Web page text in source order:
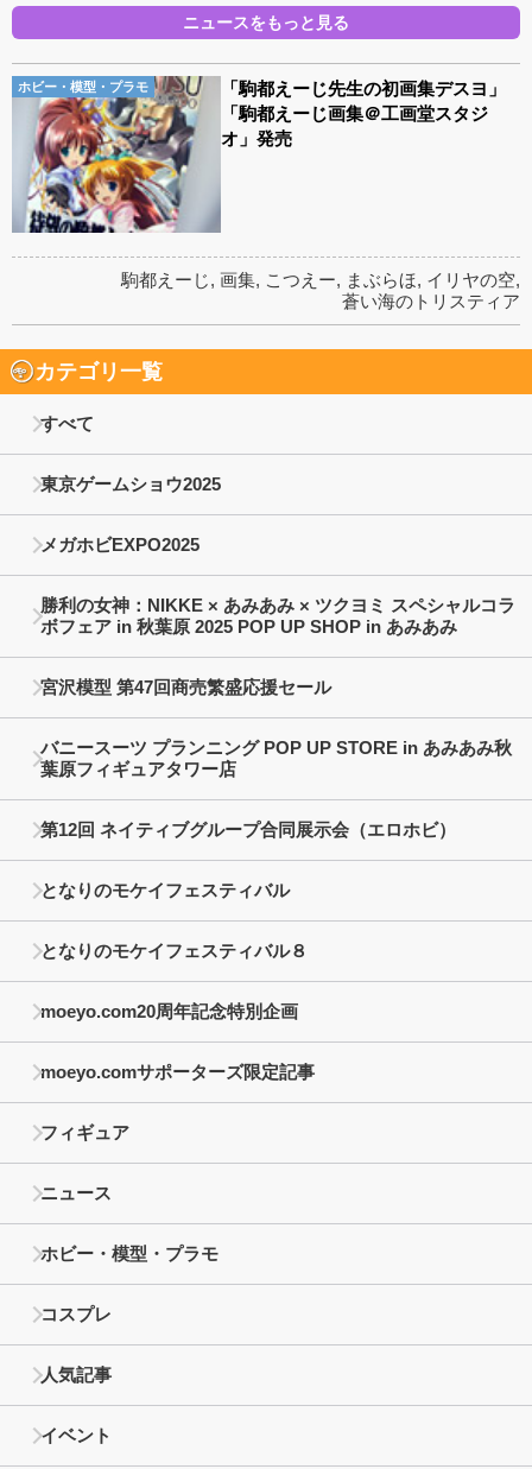
ニュースをもっと見る
ホビー・模型・プラモ
「駒都えーじ先生の初画集デスヨ」
「駒都えーじ画集＠工画堂スタジ
オ」発売
駒都えーじ, 画集, こつえー, まぶらほ, イリヤの空,
蒼い海のトリスティア
カテゴリ一覧
すべて
東京ゲームショウ2025
メガホビEXPO2025
勝利の女神：NIKKE × あみあみ × ツクヨミ スペシャルコラ
ボフェア in 秋葉原 2025 POP UP SHOP in あみあみ
宮沢模型 第47回商売繁盛応援セール
バニースーツ プランニング POP UP STORE in あみあみ秋
葉原フィギュアタワー店
第12回 ネイティブグループ合同展示会（エロホビ）
となりのモケイフェスティバル
となりのモケイフェスティバル８
moeyo.com20周年記念特別企画
moeyo.comサポーターズ限定記事
フィギュア
ニュース
ホビー・模型・プラモ
コスプレ
人気記事
イベント